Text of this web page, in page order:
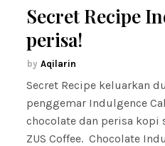
Secret Recipe
perisa!
Aqilarin
Secret Recipe keluarkan
penggemar Indulgence
chocolate dan perisa kopi
ZUS Coffee. Chocolate